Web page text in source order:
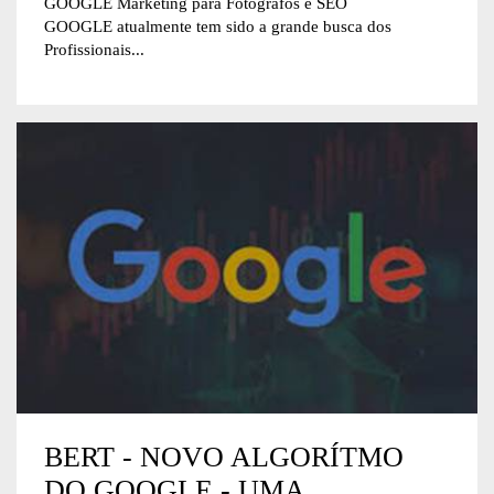
GOOGLE atualmente tem sido a grande busca dos
Profissionais...
BERT - NOVO ALGORÍTMO